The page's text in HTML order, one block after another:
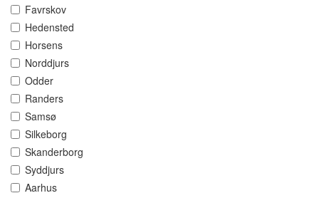
Favrskov
Hedensted
Horsens
Norddjurs
Odder
Randers
Samsø
Silkeborg
Skanderborg
Syddjurs
Aarhus